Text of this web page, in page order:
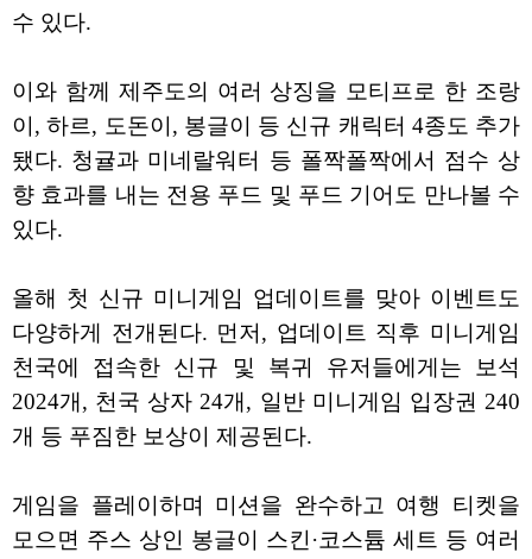
수 있다.
이와 함께 제주도의 여러 상징을 모티프로 한 조랑
이, 하르, 도돈이, 봉글이 등 신규 캐릭터 4종도 추가
됐다. 청귤과 미네랄워터 등 폴짝폴짝에서 점수 상
향 효과를 내는 전용 푸드 및 푸드 기어도 만나볼 수
있다.
올해 첫 신규 미니게임 업데이트를 맞아 이벤트도
다양하게 전개된다. 먼저, 업데이트 직후 미니게임
천국에 접속한 신규 및 복귀 유저들에게는 보석
2024개, 천국 상자 24개, 일반 미니게임 입장권 240
개 등 푸짐한 보상이 제공된다.
게임을 플레이하며 미션을 완수하고 여행 티켓을
모으면 주스 상인 봉글이 스킨·코스튬 세트 등 여러